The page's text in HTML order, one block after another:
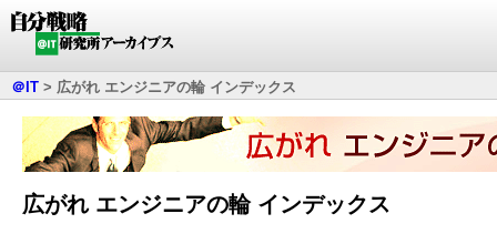
＠IT > 広がれ エンジニアの輪 インデックス
広がれ エンジニアの輪 インデックス